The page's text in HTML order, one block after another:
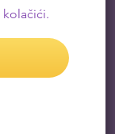
kolačići.